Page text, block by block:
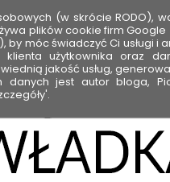
(w skrócie RODO),
plików cookie firm
móc świadczyć Ci usługi i
użytkownika oraz
jakość usług,
jest autor bloga, Piotr